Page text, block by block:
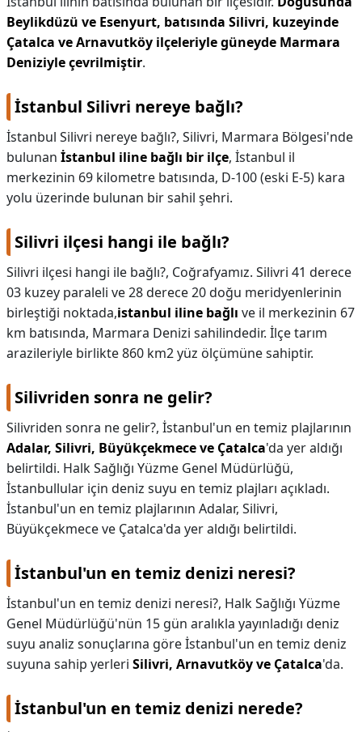
Beylikdüzü ve Esenyurt, batısında Silivri, kuzeyinde
Çatalca ve Arnavutköy ilçeleriyle güneyde Marmara
Deniziyle çevrilmiştir.
İstanbul Silivri nereye bağlı?
İstanbul Silivri nereye bağlı?, Silivri, Marmara Bölgesi'nde
bulunan İstanbul iline bağlı bir ilçe, İstanbul il
merkezinin 69 kilometre batısında, D-100 (eski E-5) kara
yolu üzerinde bulunan bir sahil şehri.
Silivri ilçesi hangi ile bağlı?
Silivri ilçesi hangi ile bağlı?, Coğrafyamız. Silivri 41 derece
03 kuzey paraleli ve 28 derece 20 doğu meridyenlerinin
birleştiği noktada,istanbul iline bağlı ve il merkezinin 67
km batısında, Marmara Denizi sahilindedir. İlçe tarım
arazileriyle birlikte 860 km2 yüz ölçümüne sahiptir.
Silivriden sonra ne gelir?
Silivriden sonra ne gelir?, İstanbul'un en temiz plajlarının
Adalar, Silivri, Büyükçekmece ve Çatalca'da yer aldığı
belirtildi. Halk Sağlığı Yüzme Genel Müdürlüğü,
İstanbullular için deniz suyu en temiz plajları açıkladı.
İstanbul'un en temiz plajlarının Adalar, Silivri,
Büyükçekmece ve Çatalca'da yer aldığı belirtildi.
İstanbul'un en temiz denizi neresi?
İstanbul'un en temiz denizi neresi?, Halk Sağlığı Yüzme
Genel Müdürlüğü'nün 15 gün aralıkla yayınladığı deniz
suyu analiz sonuçlarına göre İstanbul'un en temiz deniz
suyuna sahip yerleri Silivri, Arnavutköy ve Çatalca'da.
İstanbul'un en temiz denizi nerede?